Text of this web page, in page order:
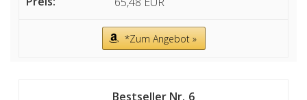
*Zum Angebot »
6